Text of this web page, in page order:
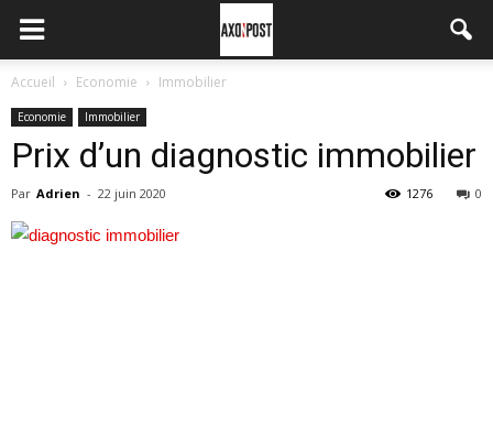
Accueil Economie Immobilier
Economie Immobilier
Prix d’un diagnostic immobilier
Par Adrien - 22 juin 2020 0
1276